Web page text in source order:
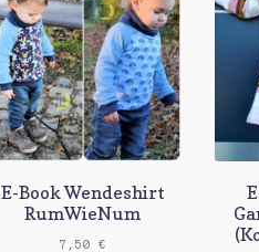
E-Book Wendeshirt
RumWieNum
7,50€